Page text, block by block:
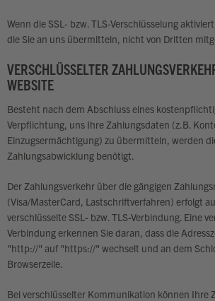
Wenn die SSL- bzw. TLS-Verschlüsselung
die Sie an uns übermitteln, nicht von Dritten
VERSCHLÜSSELTER
WEBSITE
Besteht nach dem Abschluss eines
Verpflichtung, uns Ihre Zahlungsdaten (z.B.
Einzugsermächtigung) zu übermitteln, werden
Zahlungsabwicklung benötigt.
Der Zahlungsverkehr über die gängigen
(Visa/MasterCard, Lastschriftverfahren) erfolgt
verschlüsselte SSL- bzw. TLS-Verbindung. Eine
Verbindung erkennen Sie daran, dass die
"http://" auf "https://" wechselt und an dem
Browserzeile.
Bei verschlüsselter Kommunikation können Ihre